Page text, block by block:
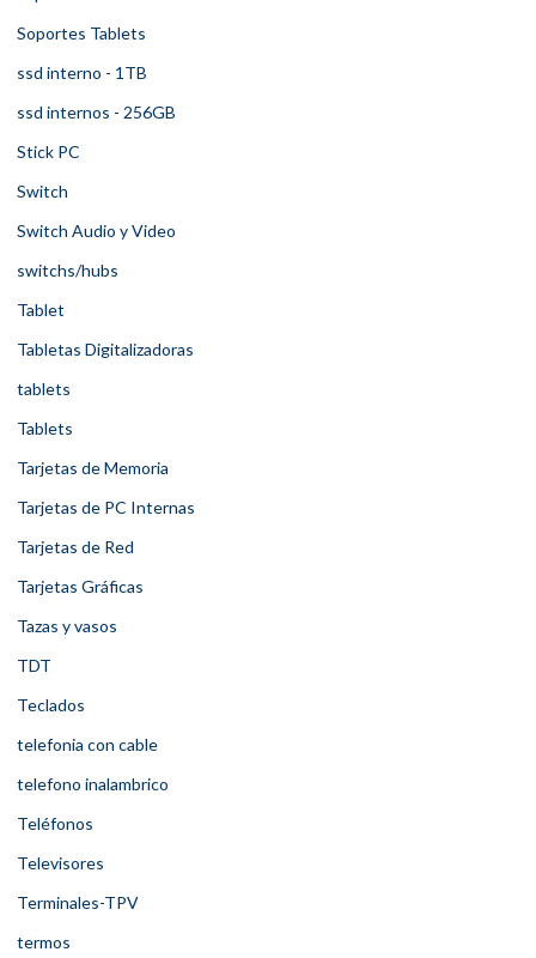
Soportes Tablets
ssd interno - 1TB
ssd internos - 256GB
Stick PC
Switch
Switch Audio y Video
switchs/hubs
Tablet
Tabletas Digitalizadoras
tablets
Tablets
Tarjetas de Memoria
Tarjetas de PC Internas
Tarjetas de Red
Tarjetas Gráficas
Tazas y vasos
TDT
Teclados
telefonia con cable
telefono inalambrico
Teléfonos
Televisores
Terminales-TPV
termos